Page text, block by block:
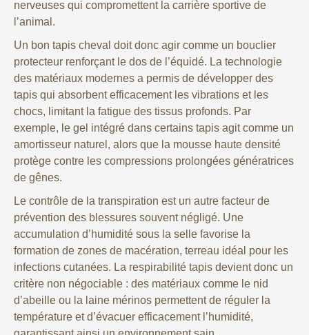
nerveuses qui compromettent la carrière sportive de
l’animal.
Un bon tapis cheval doit donc agir comme un bouclier
protecteur renforçant le dos de l’équidé. La technologie
des matériaux modernes a permis de développer des
tapis qui absorbent efficacement les vibrations et les
chocs, limitant la fatigue des tissus profonds. Par
exemple, le gel intégré dans certains tapis agit comme un
amortisseur naturel, alors que la mousse haute densité
protège contre les compressions prolongées génératrices
de gênes.
Le contrôle de la transpiration est un autre facteur de
prévention des blessures souvent négligé. Une
accumulation d’humidité sous la selle favorise la
formation de zones de macération, terreau idéal pour les
infections cutanées. La respirabilité tapis devient donc un
critère non négociable : des matériaux comme le nid
d’abeille ou la laine mérinos permettent de réguler la
température et d’évacuer efficacement l’humidité,